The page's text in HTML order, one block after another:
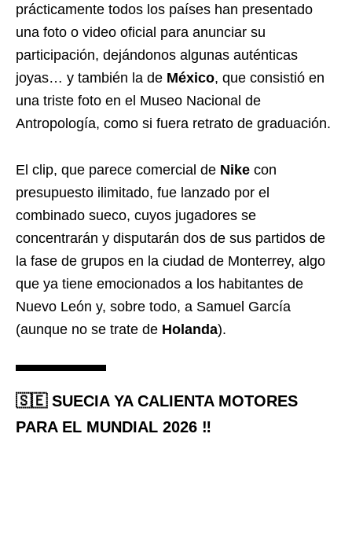
prácticamente todos los países han presentado
una foto o video oficial para anunciar su
participación, dejándonos algunas auténticas
joyas… y también la de México, que consistió en
una triste foto en el Museo Nacional de
Antropología, como si fuera retrato de graduación.
El clip, que parece comercial de Nike con
presupuesto ilimitado, fue lanzado por el
combinado sueco, cuyos jugadores se
concentrarán y disputarán dos de sus partidos de
la fase de grupos en la ciudad de Monterrey, algo
que ya tiene emocionados a los habitantes de
Nuevo León y, sobre todo, a Samuel García
(aunque no se trate de Holanda).
🇸🇪 SUECIA YA CALIENTA MOTORES
PARA EL MUNDIAL 2026 ‼️